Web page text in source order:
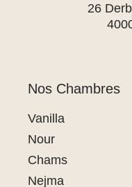
26
Nos Chambres
Vanilla
Nour
Chams
Nejma